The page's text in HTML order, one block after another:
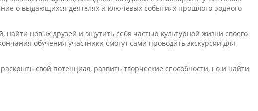
о выдающихся деятелях и ключевых событиях прошлого родного
найти новых друзей и ощутить себя частью культурной жизни своего
обучения участники смогут сами проводить экскурсии для
свой потенциал, развить творческие способности, но и найти